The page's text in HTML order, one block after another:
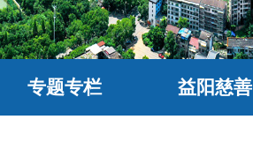
专题专栏 益阳慈善